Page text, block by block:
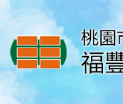
移至網頁之主要內容區位